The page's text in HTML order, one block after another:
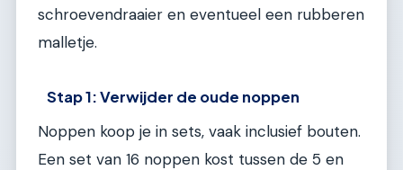
schroevendraaier en eventueel een rubberen
malletje.
Stap 1: Verwijder de oude noppen
Noppen koop je in sets, vaak inclusief bouten.
Een set van 16 noppen kost tussen de 5 en